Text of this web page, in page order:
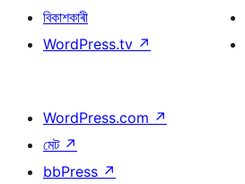
বিকাশকাৰী
WordPress.tv ↗
WordPress.com ↗
মেট ↗
bbPress ↗